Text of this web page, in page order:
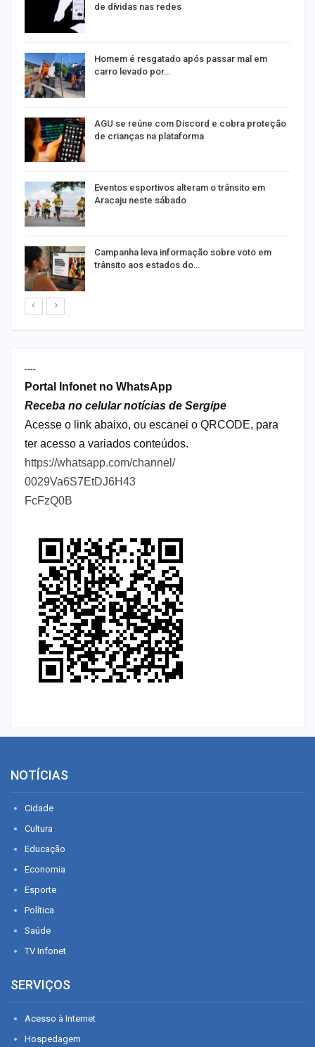
de dívidas nas redes
Homem é resgatado após passar mal em
carro levado por…
AGU se reúne com Discord e cobra proteção
de crianças na plataforma
Eventos esportivos alteram o trânsito em
Aracaju neste sábado
Campanha leva informação sobre voto em
trânsito aos estados do…
----
Portal Infonet no WhatsApp
Receba no celular notícias de Sergipe
Acesse o link abaixo, ou escanei o QRCODE, para
ter acesso a variados conteúdos.
https://whatsapp.com/channel/
0029Va6S7EtDJ6H43
FcFzQ0B
NOTÍCIAS
Cidade
Cultura
Educação
Economia
Esporte
Política
Saúde
TV Infonet
SERVIÇOS
Acesso à Internet
Hospedagem